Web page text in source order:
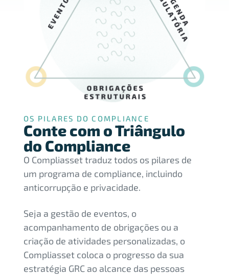
OS PILARES DO COMPLIANCE
Conte com o Triângulo
do Compliance
O Compliasset traduz todos os pilares de
um programa de compliance, incluindo
anticorrupção e privacidade.
Seja a gestão de eventos, o
acompanhamento de obrigações ou a
criação de atividades personalizadas, o
Compliasset coloca o progresso da sua
estratégia GRC ao alcance das pessoas